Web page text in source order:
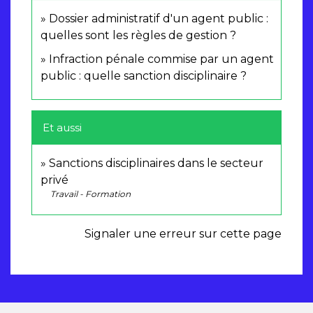
Dossier administratif d'un agent public :
quelles sont les règles de gestion ?
Infraction pénale commise par un agent
public : quelle sanction disciplinaire ?
Et aussi
Sanctions disciplinaires dans le secteur
privé
Travail - Formation
Signaler une erreur sur cette page